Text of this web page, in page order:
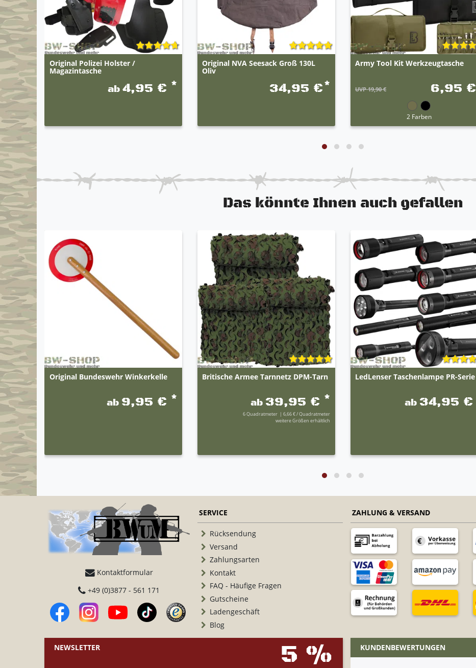
Original Polizei Holster /
Magazintasche
ab4,95 € *
Original NVA Seesack Groß 130L
Oliv
34,95 €*
Army Tool Kit Werkzeugtasche
UVP 19,90 € 6,95 €
2 Farben
Das könnte Ihnen auch gefallen
Original Bundeswehr Winkerkelle
ab 9,95 € *
Britische Armee Tarnnetz DPM-Tarn
ab 39,95 € *
6Quadratmeter | 6,66 € / Quadratmeter
weitere Größen erhältlich
LedLenser Taschenlampe PR-Serie
ab 34,95 €
Kontaktformular
+49 (0)3877 - 561 171
SERVICE
Rücksendung
Versand
Zahlungsarten
Kontakt
FAQ - Häufige Fragen
Gutscheine
Ladengeschäft
Blog
ZAHLUNG & VERSAND
NEWSLETTER 5 % KUNDENBEWERTUNGEN